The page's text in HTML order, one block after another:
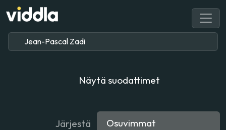
Näytä suodattimet
Järjestä